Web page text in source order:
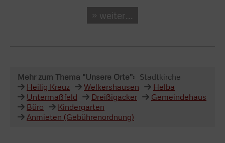
» weiter...
Mehr zum Thema "Unsere Orte": Stadtkirche
Heilig Kreuz
Welkershausen
Helba
Untermaßfeld
Dreißigacker
Gemeindehaus
Büro
Kindergarten
Anmieten (Gebührenordnung)